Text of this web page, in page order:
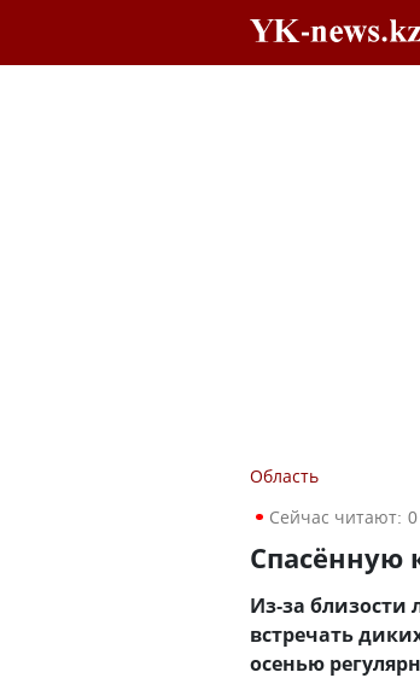
Область
Сейчас читают: 0
Спасённую
Из-за
встречать
осенью